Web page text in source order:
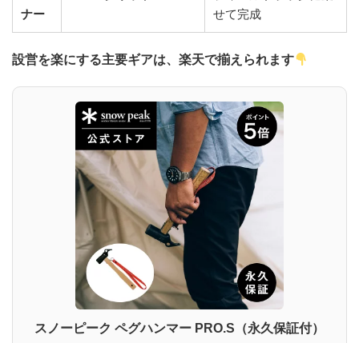
ナー
せて完成
設営を楽にする主要ギアは、楽天で揃えられます
スノーピーク ペグハンマー PRO.S（永久保証付）